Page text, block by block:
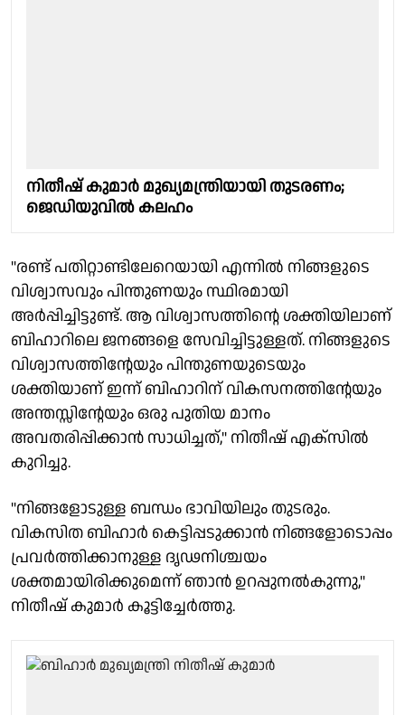
നിതീഷ് കുമാർ മുഖ്യമന്ത്രിയായി തുടരണം;
ജെഡിയുവിൽ കലഹം
"രണ്ട് പതിറ്റാണ്ടിലേറെയായി എന്നിൽ നിങ്ങളുടെ
വിശ്വാസവും പിന്തുണയും സ്ഥിരമായി
അർപ്പിച്ചിട്ടുണ്ട്. ആ വിശ്വാസത്തിൻ്റെ ശക്തിയിലാണ്
ബിഹാറിലെ ജനങ്ങളെ സേവിച്ചിട്ടുള്ളത്. നിങ്ങളുടെ
വിശ്വാസത്തിൻ്റേയും പിന്തുണയുടെയും
ശക്തിയാണ് ഇന്ന് ബിഹാറിന് വികസനത്തിൻ്റേയും
അന്തസ്സിൻ്റേയും ഒരു പുതിയ മാനം
അവതരിപ്പിക്കാൻ സാധിച്ചത്," നിതീഷ് എക്സിൽ
കുറിച്ചു.
"നിങ്ങളോടുള്ള ബന്ധം ഭാവിയിലും തുടരും.
വികസിത ബിഹാർ കെട്ടിപ്പടുക്കാൻ നിങ്ങളോടൊപ്പം
പ്രവർത്തിക്കാനുള്ള ദൃഢനിശ്ചയം
ശക്തമായിരിക്കുമെന്ന് ഞാൻ ഉറപ്പുനൽകുന്നു,"
നിതീഷ് കുമാർ കൂട്ടിച്ചേർത്തു.